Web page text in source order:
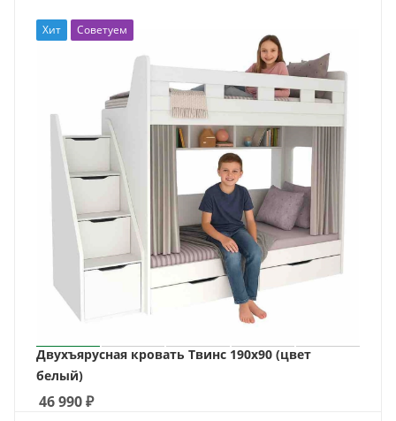
Хит Советуем
Двухъярусная кровать Твинс 190х90 (цвет
белый)
46 990₽